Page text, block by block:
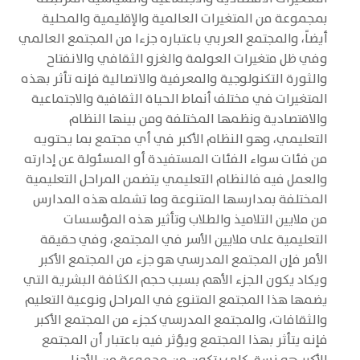
بمجموعة من المتغيرات العالمية والإقليمية والمحلية
أيضاً، والمجتمع العربي باعتباره جزءا من المجتمع العالمي
وفي ظل متغيرات العولمة والغزو الثقافي والانفتاح
والثورة التكنولوجية والمعرفية والاتصالية فإنه تأثر بهذه
المتغيرات في مختلف أنماط الحياة الثقافية والاجتماعية
والاقتصادية ونظمها المختلفة ومن بينها النظام
التعليمي، وهو النظام الأكبر في أي مجتمع بما يحتويه
من فئات سواء الفئات المستفيدة أو المسئولة عن إدارته
والعمل فيه فالنظام التعليمي يتضمن المراحل التعليمية
المختلفة بمدارسها المتنوعة وما تشمله هذه المدارس
من ملايين التلاميذ والطلاب وتأثير هذه المؤسسات
التعليمية على ملايين الأسر في المجتمع، وفي حقيقة
الأمر فإن المجتمع المدرسي هو جزء من المجتمع الأكبر
ويكاد يكون الجزء الأهم بسبب حجم الكثافة البشرية التي
يضمها هذا المجتمع المتنوع في المراحل ونوعية التعليم
والثقافات، والمجتمع المدرسي كجزء من المجتمع الأكبر
فإنه يتأثر بهذا المجتمع ويؤثر فيه باعتبار أن المجتمع